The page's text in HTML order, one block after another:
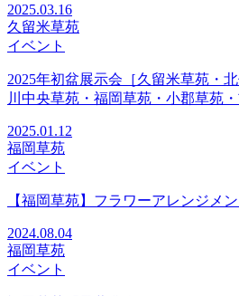
2025.03.16
久留米草苑
イベント
2025年初盆展示会［久留米草苑・
川中央草苑・福岡草苑・小郡草苑・
2025.01.12
福岡草苑
イベント
【福岡草苑】フラワーアレンジメ
2024.08.04
福岡草苑
イベント